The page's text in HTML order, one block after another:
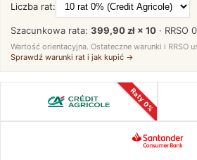
Liczba rat:
Szacunkowa rata: 399,90 zł × 10 · RRSO
Wartość orientacyjna. Ostateczne warunki i RRSO
Sprawdź warunki rat i jak kupić →
Raty 0%